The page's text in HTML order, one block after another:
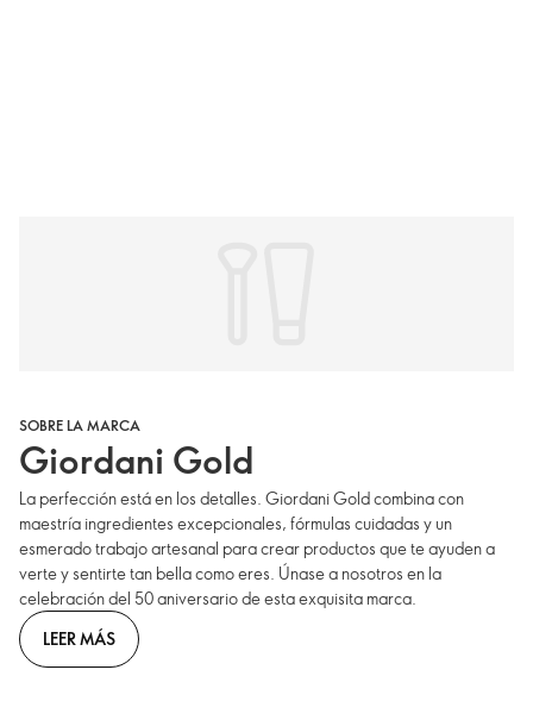
SOBRE LA MARCA
Giordani Gold
La perfección está en los detalles. Giordani Gold combina con
maestría ingredientes excepcionales, fórmulas cuidadas y un
esmerado trabajo artesanal para crear productos que te ayuden a
verte y sentirte tan bella como eres. Únase a nosotros en la
celebración del 50 aniversario de esta exquisita marca.
LEER MÁS